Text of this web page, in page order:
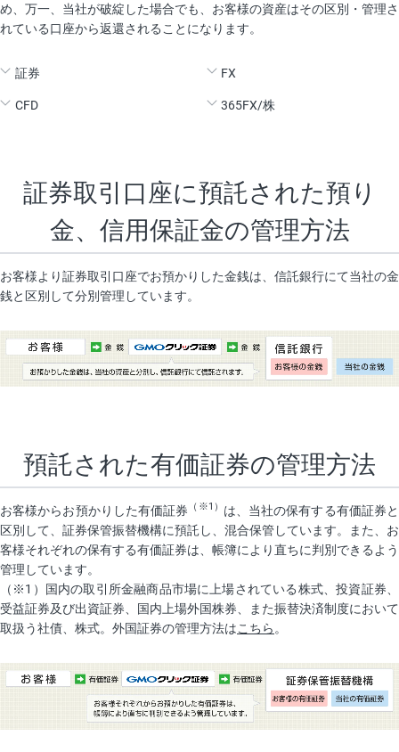
め、万一、当社が破綻した場合でも、お客様の資産はその区別・管理さ
れている口座から返還されることになります。
証券 FX
CFD 365FX/株
証券取引口座に預託された預り
金、 信用保証金の管理方法
お客様より証券取引口座でお預かりした金銭は、信託銀行にて当社の金
銭と区別して分別管理しています。
預託された有価証券の管理方法
お客様からお預かりした有価証券 （※1） は、当社の保有する有価証券と
区別して、証券保管振替機構に預託し、混合保管しています。また、お
客様それぞれの保有する有価証券は、帳簿により直ちに判別できるよう
管理しています。
（※1）国内の取引所金融商品市場に上場されている株式、投資証券、
受益証券及び出資証券、国内上場外国株券、また振替決済制度において
取扱う社債、株式。外国証券の管理方法はこちら 。